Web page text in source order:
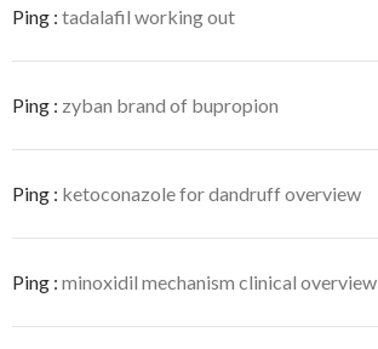
Ping : tadalafil working out
Ping : zyban brand of bupropion
Ping : ketoconazole for dandruff overview
Ping : minoxidil mechanism clinical overview